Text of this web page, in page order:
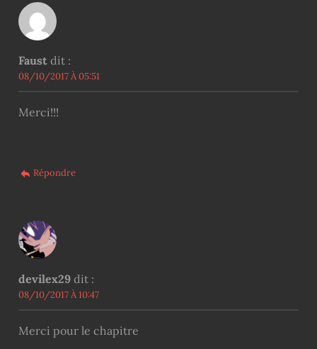
Faust dit :
08/10/2017 À 05:51
Merci!!!
Répondre
devilex29 dit :
08/10/2017 À 10:47
Merci pour le chapitre